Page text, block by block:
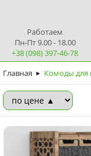
Работаем
Пн-Пт 9.00 - 18.00
+38 (098) 397-46-78
Главная ► Комоды для